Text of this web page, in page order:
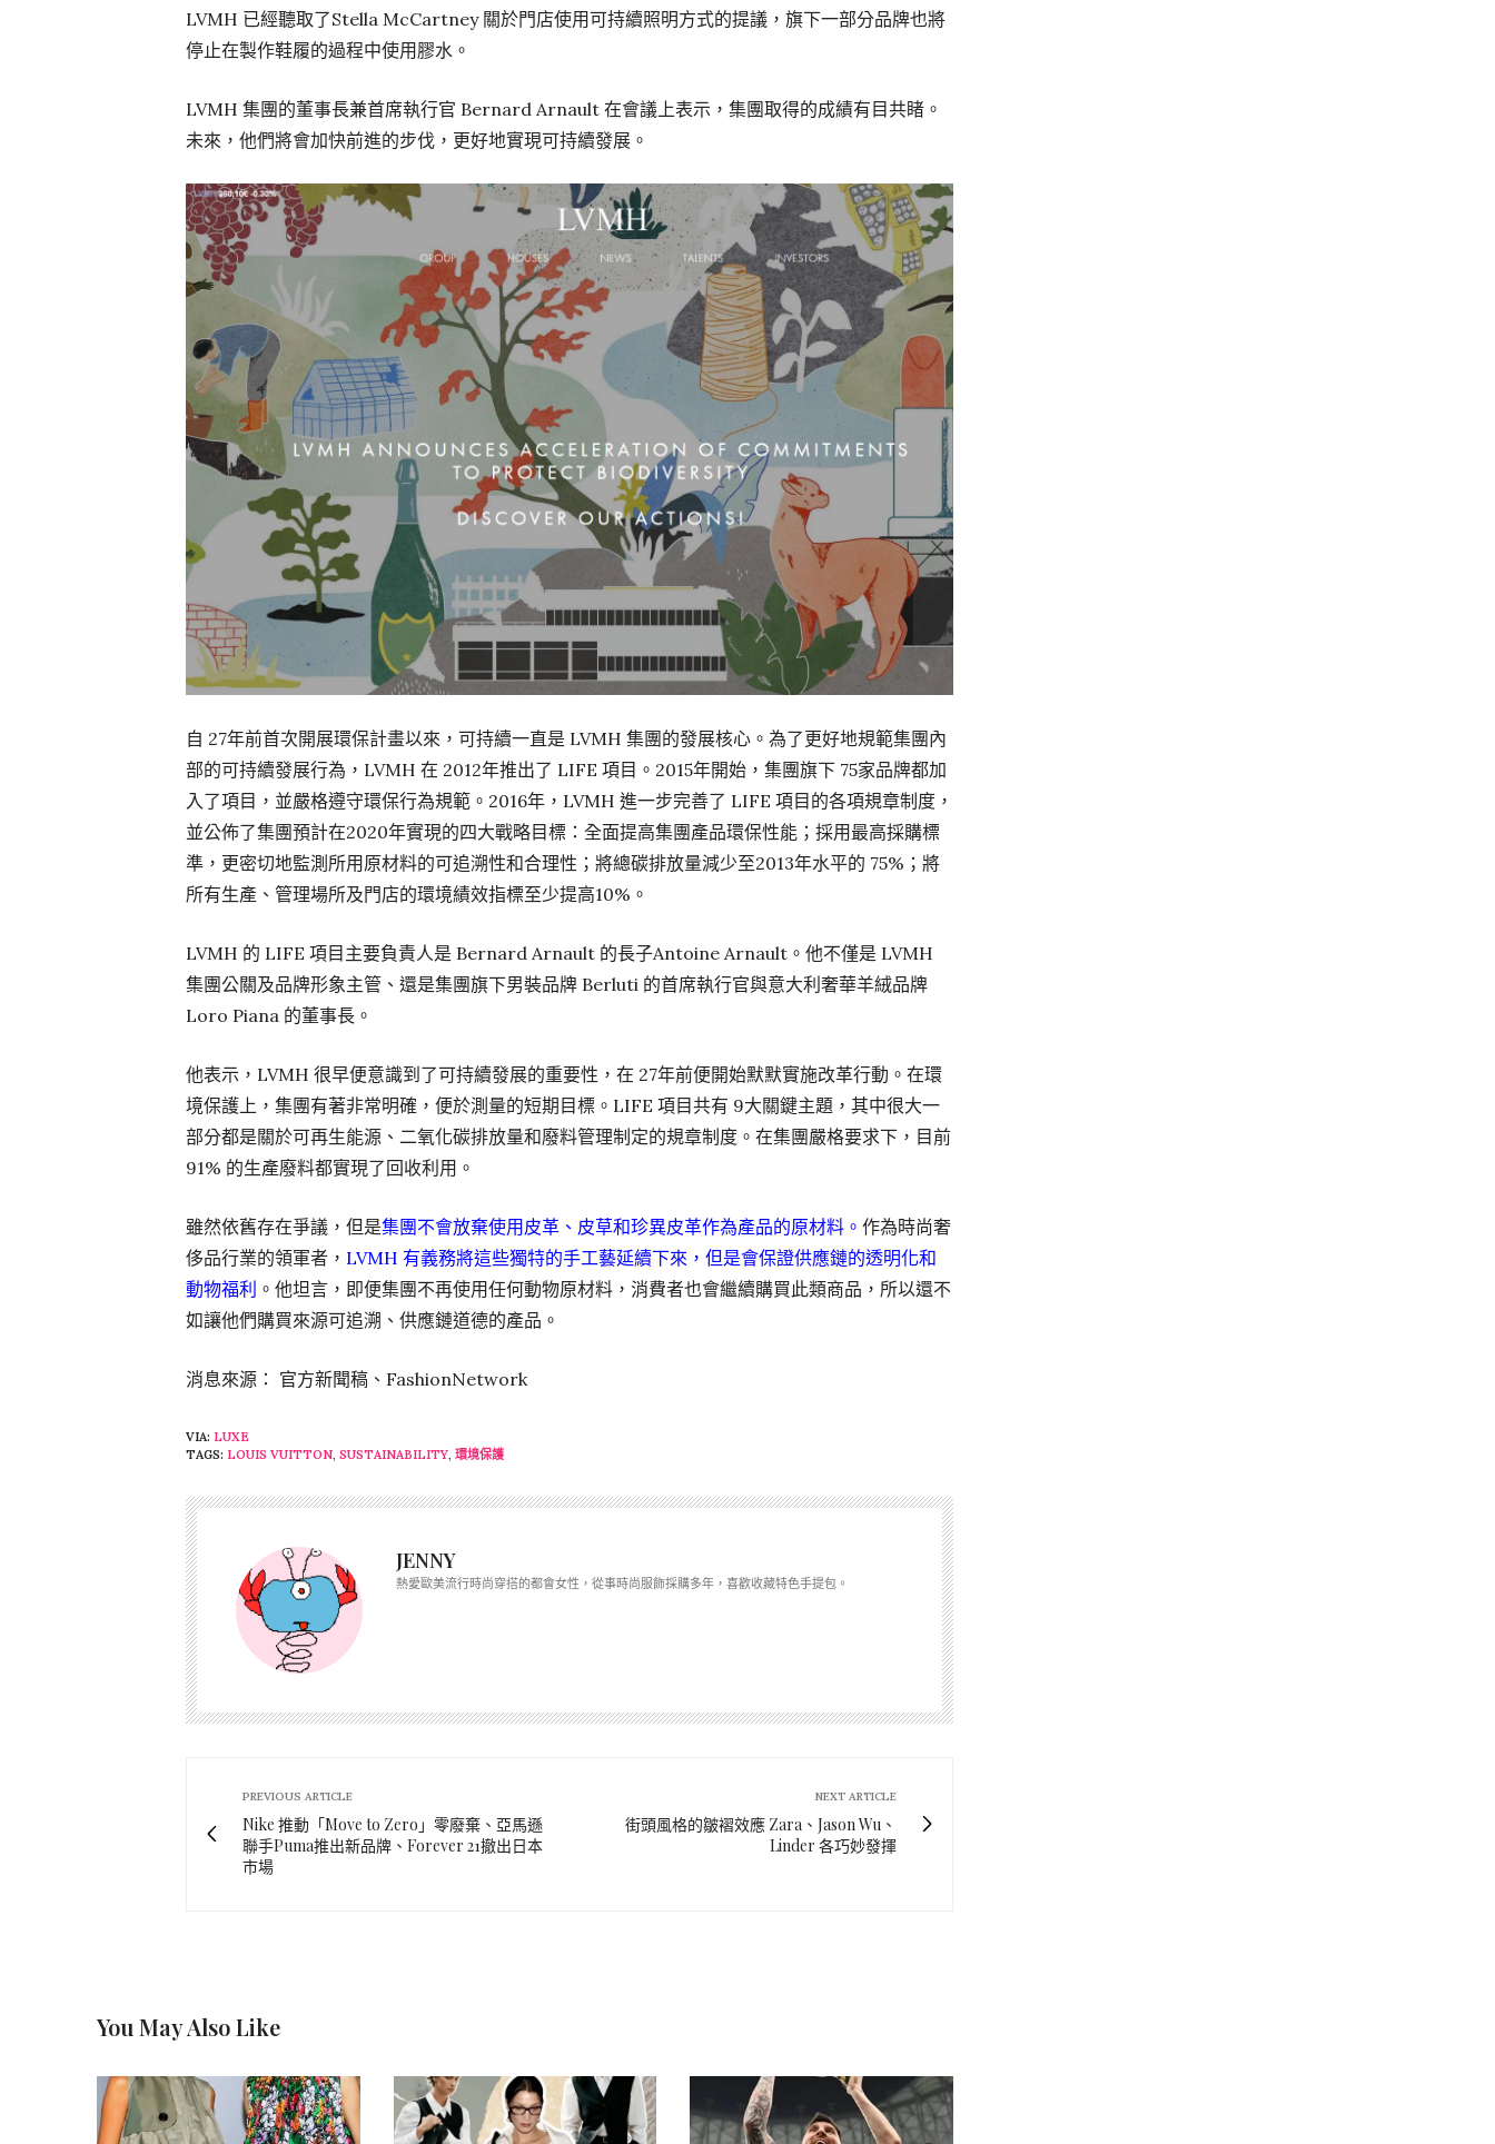
LVMH 已經聽取了Stella McCartney 關於門店使用可持續照明方式的提議，旗下一部分品牌也將
停止在製作鞋履的過程中使用膠水。
LVMH 集團的董事長兼首席執行官 Bernard Arnault 在會議上表示，集團取得的成績有目共睹。
未來，他們將會加快前進的步伐，更好地實現可持續發展。
自 27年前首次開展環保計畫以來，可持續一直是 LVMH 集團的發展核心。為了更好地規範集團內
部的可持續發展行為，LVMH 在 2012年推出了 LIFE 項目。2015年開始，集團旗下 75家品牌都加
入了項目，並嚴格遵守環保行為規範。2016年，LVMH 進一步完善了 LIFE 項目的各項規章制度，
並公佈了集團預計在2020年實現的四大戰略目標：全面提高集團產品環保性能；採用最高採購標
準，更密切地監測所用原材料的可追溯性和合理性；將總碳排放量減少至2013年水平的 75%；將
所有生產、管理場所及門店的環境績效指標至少提高10%。
LVMH 的 LIFE 項目主要負責人是 Bernard Arnault 的長子Antoine Arnault。他不僅是 LVMH
集團公關及品牌形象主管、還是集團旗下男裝品牌 Berluti 的首席執行官與意大利奢華羊絨品牌
Loro Piana 的董事長。
他表示，LVMH 很早便意識到了可持續發展的重要性，在 27年前便開始默默實施改革行動。在環
境保護上，集團有著非常明確，便於測量的短期目標。LIFE 項目共有 9大關鍵主題，其中很大一
部分都是關於可再生能源、二氧化碳排放量和廢料管理制定的規章制度。在集團嚴格要求下，目前
91% 的生產廢料都實現了回收利用。
雖然依舊存在爭議，但是集團不會放棄使用皮革、皮草和珍異皮革作為產品的原材料。 作為時尚奢
侈品行業的領軍者， LVMH 有義務將這些獨特的手工藝延續下來，但是會保證供應鏈的透明化和
動物福利 。他坦言，即便集團不再使用任何動物原材料，消費者也會繼續購買此類商品，所以還不
如讓他們購買來源可追溯、供應鏈道德的產品。
消息來源： 官方新聞稿、FashionNetwork
VIA: LUXE
TAGS: LOUIS VUITTON, SUSTAINABILITY, 環境保護
JENNY
熱愛歐美流行時尚穿搭的都會女性，從事時尚服飾採購多年，喜歡收藏特色手提包。
PREVIOUS ARTICLE
Nike 推動「Move to Zero」零廢棄、亞馬遜
聯手Puma推出新品牌、Forever 21撤出日本
市場
NEXT ARTICLE
街頭風格的皺褶效應 Zara、Jason Wu、
Linder 各巧妙發揮
You May Also Like